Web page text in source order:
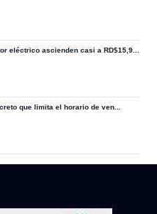
eléctrico ascienden casi a RD$15,9...
que limita el horario de ven...